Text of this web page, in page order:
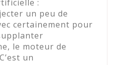
:
un peu de
certainement pour
le moteur de
un